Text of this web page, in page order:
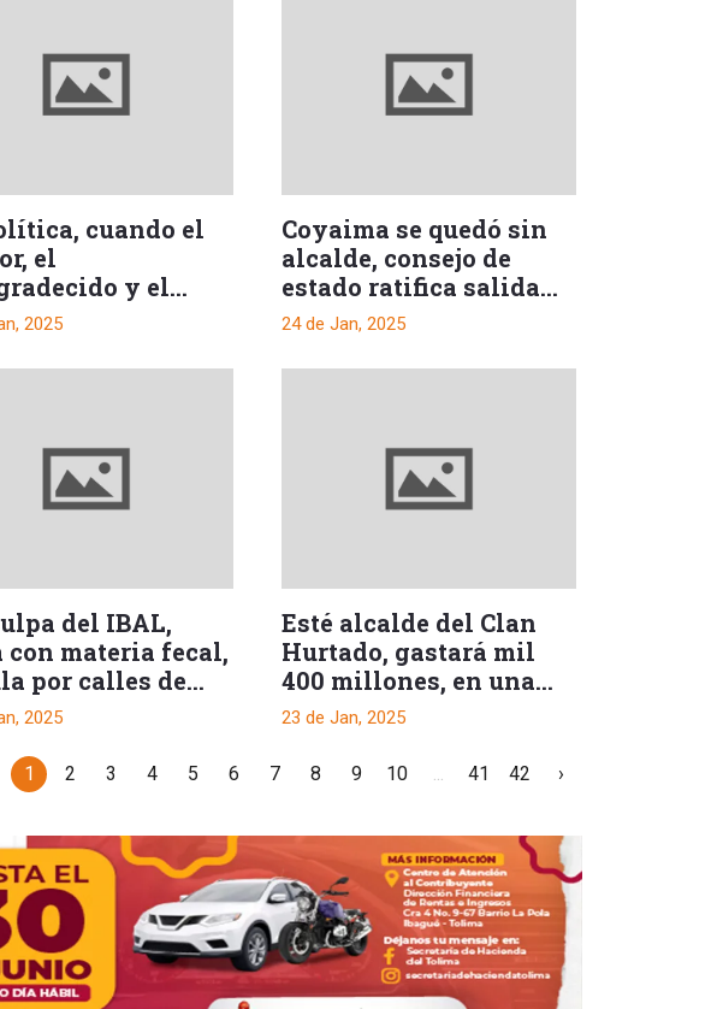
cuando el
el
y el
se
2025
Coyaima se quedó sin
alcalde, consejo de
estado ratifica salida
del mandatario
24 de Jan, 2025
del IBAL,
con materia fecal,
por calles de
de Ibagué
2025
Esté alcalde del Clan
Hurtado, gastará mil
400 millones, en una
fiesta de 3 días
23 de Jan, 2025
1 2 3 4 5 6 7 8 9 10 ... 41 42 ›